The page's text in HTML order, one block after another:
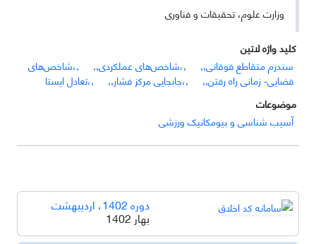
وزارت علوم، تحقیقات و فناوری
کلید واژه لاتین
سندرم متقاطع فوقانی,,
,،شاخص‌های عملکردی,,
,،شاخص‌های
فضایی- زمانی راه رفتن,,
,،جابجایی مرکز فشار,,
,،تعادل ایستا
موضوعات
آسیب شناسی و بیومکانیک ورزشی
دوره 1402، اردیبهشت
بهار 1402